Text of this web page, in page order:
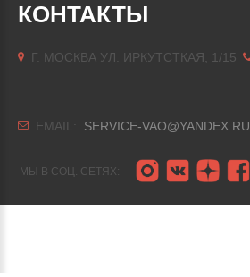
КОНТАКТЫ
Г. МОСКВА УЛ. ИРКУТСТКАЯ, 1/15
EMAIL: SERVICE-VAO@YANDEX.RU
МЫ В СОЦ. СЕТЯХ: